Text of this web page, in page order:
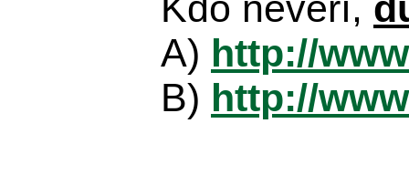
A) http://
B) http://